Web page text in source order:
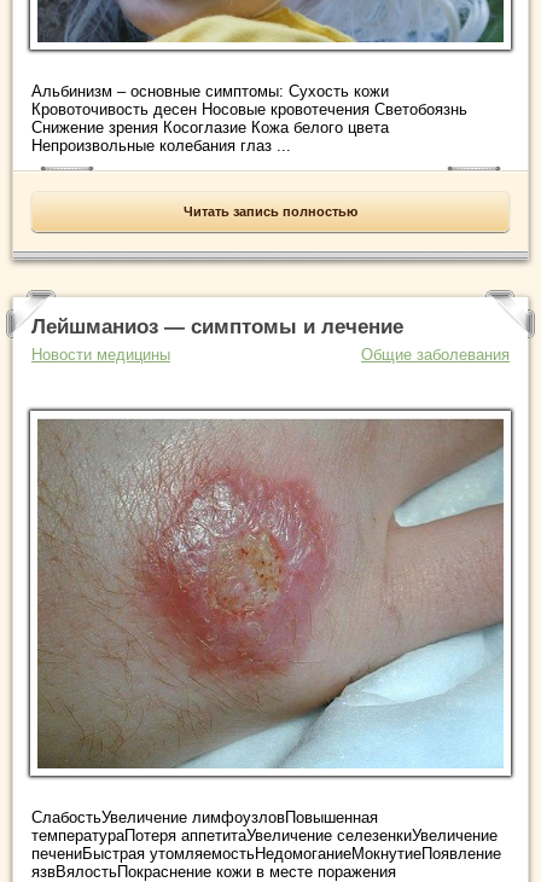
Альбинизм – основные симптомы: Сухость кожи
Кровоточивость десен Носовые кровотечения Светобоязнь
Снижение зрения Косоглазие Кожа белого цвета
Непроизвольные колебания глаз ...
Читать запись полностью
Лейшманиоз — симптомы и лечение
Новости медицины Общие заболевания
СлабостьУвеличение лимфоузловПовышенная
температураПотеря аппетитаУвеличение селезенкиУвеличение
печениБыстрая утомляемостьНедомоганиеМокнутиеПоявление
язвВялостьПокраснение кожи в месте поражения